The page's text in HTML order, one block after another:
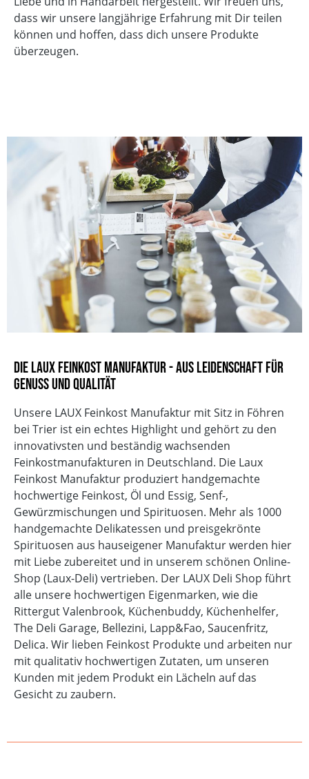
dass wir unsere langjährige Erfahrung mit Dir teilen
können und hoffen, dass dich unsere Produkte
überzeugen.
Die LAUX Feinkost Manufaktur - Aus Leidenschaft für
Genuss und Qualität
Unsere LAUX Feinkost Manufaktur mit Sitz in Föhren
bei Trier ist ein echtes Highlight und gehört zu den
innovativsten und beständig wachsenden
Feinkostmanufakturen in Deutschland. Die Laux
Feinkost Manufaktur produziert handgemachte
hochwertige Feinkost, Öl und Essig, Senf-,
Gewürzmischungen und Spirituosen. Mehr als 1000
handgemachte Delikatessen und preisgekrönte
Spirituosen aus hauseigener Manufaktur werden hier
mit Liebe zubereitet und in unserem schönen Online-
Shop (Laux-Deli) vertrieben. Der LAUX Deli Shop führt
alle unsere hochwertigen Eigenmarken, wie die
Rittergut Valenbrook, Küchenbuddy, Küchenhelfer,
The Deli Garage, Bellezini, Lapp&Fao, Saucenfritz,
Delica. Wir lieben Feinkost Produkte und arbeiten nur
mit qualitativ hochwertigen Zutaten, um unseren
Kunden mit jedem Produkt ein Lächeln auf das
Gesicht zu zaubern.